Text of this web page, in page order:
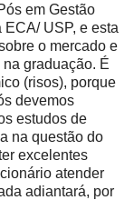
em Gestão
USP, e esta
o mercado e
graduação. É
(risos), porque
devemos
estudos de
na questão do
excelentes
atender
adiantará, por